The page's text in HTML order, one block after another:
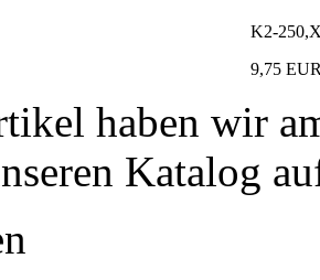
K2-
9,75
haben wir
Katalog